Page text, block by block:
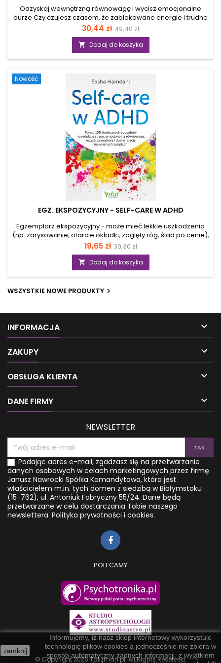
Odzyskaj wewnętrzną równowagę i wycisz emocjonalne
burze Czy czujesz czasem, że zablokowane energie i trudne
uczucia ograniczają twój potencjał? Kiedy dysregulacja
emocji przejmuje kontrolę, twoja aura traci naturalny blask, a
codzienne wyzwania stają się przytłaczające. Zapewne
zastanawiasz się, czy ta książka jest dla ciebie? Jeśli
pragniesz odnaleźć głęboki spokój, a jednocześnie
depresja czy niepokój, to ten przewodnik jest...
Cena
30,44 zł Cena
podstawowa
49,40 zł
 Dodaj do koszyka
Nowość
EGZ. EKSPOZYCYJNY - SELF-CARE W ADHD
Egzemplarz ekspozycyjny - może mieć lekkie uszkodzenia
(np. zarysowanie, otarcie okładki, zagięty róg, ślad po cenie),
ale merytorycznie jest pełnowartościowy. Masz dość walki z
chaosem? Odkryj self-care w ADHD Czujesz, że twoja
codzienność to ciągła improwizacja? Lista zadań rośnie, a ty,
zamiast działać, paraliżowany prokrastynacją scrollujesz
telefon, czując narastający wstyd? Tradycyjne metody
organizacji i relaksu rzadko sprawdzają się przy ADHD u
Cena
19,65 zł Cena
podstawowa
39,30 zł
 Dodaj do koszyka
WSZYSTKIE NOWE PRODUKTY 
INFORMACJA 
ZAKUPY 
OBSŁUGA KLIENTA 
DANE FIRMY 
zamknij
Informujemy, iż nasz sklep internetowy wykorzystuje
technologię plików cookies a jednocześnie nie zbiera w
sposób automatyczny żadnych informacji, z wyjątkiem
NEWSLETTER
Podając adres e-mail, zgadzasz się na przetwarzanie
danych osobowych w celach marketingowych przez firmę
Janusz Nawrocki Spółka Komandytowa, która jest
właścicielem m.in. tych domen z siedzibą w Białymstoku
(15-762), ul. Antoniuk Fabryczny 55/24. Dane będą
przetwarzane w celu dostarczania Tobie naszego
newslettera. Polityka prywatności i cookies.
POLECAMY
© Copyright 2026 Talizman.pl. All Rights Reserved.